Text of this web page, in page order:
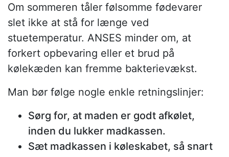
Om sommeren tåler følsomme fødevarer
slet ikke at stå for længe ved
stuetemperatur. ANSES minder om, at
forkert opbevaring eller et brud på
kølekæden kan fremme bakterievækst.
Man bør følge nogle enkle retningslinjer:
Sørg for, at maden er godt afkølet,
inden du lukker madkassen.
Sæt madkassen i køleskabet, så snart